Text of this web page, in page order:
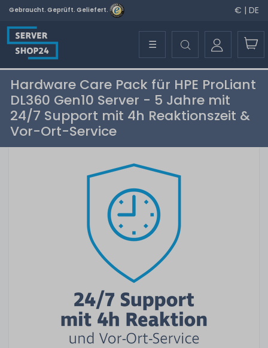
Gebraucht. Geprüft. Geliefert. € | DE
☰
Hardware Care Pack für HPE ProLiant
DL360 Gen10 Server - 5 Jahre mit
24/7 Support mit 4h Reaktionszeit &
Vor-Ort-Service